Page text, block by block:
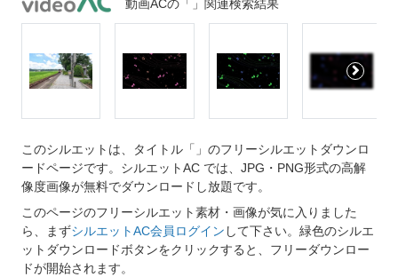
動画ACの「」関連検索結果
このシルエットは、タイトル「」のフリーシルエットダウンロ
ードページです。シルエットAC では、JPG・PNG形式の高解
像度画像が無料でダウンロードし放題です。
このページのフリーシルエット素材・画像が気に入りました
ら、まずシルエットAC会員ログイン して下さい。緑色のシルエ
ットダウンロードボタンをクリックすると、フリーダウンロー
ドが開始されます。